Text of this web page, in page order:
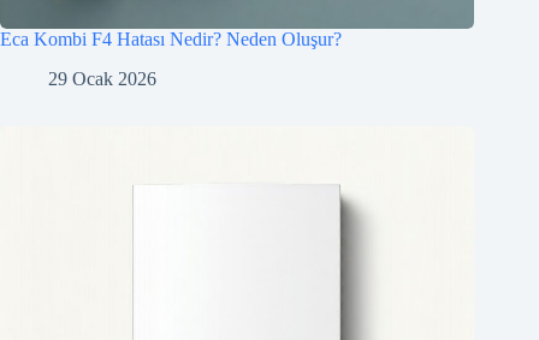
Eca Kombi F4 Hatası Nedir? Neden Oluşur?
29 Ocak 2026